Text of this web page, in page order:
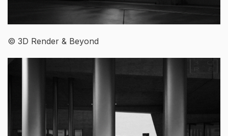
© 3D Render & Beyond